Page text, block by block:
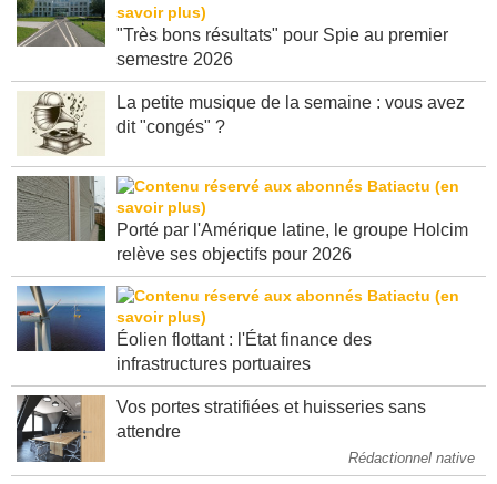
"Très bons résultats" pour Spie au premier
semestre 2026
La petite musique de la semaine : vous avez
dit "congés" ?
Porté par l'Amérique latine, le groupe Holcim
relève ses objectifs pour 2026
Éolien flottant : l'État finance des
infrastructures portuaires
Vos portes stratifiées et huisseries sans
attendre
Rédactionnel native